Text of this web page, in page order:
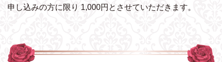
申し込みの方に限り 1,000円とさせていただきます。